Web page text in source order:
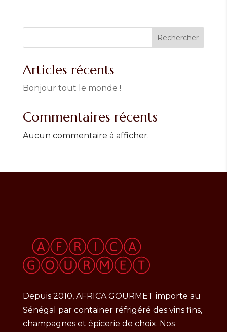
Rechercher
Articles récents
Bonjour tout le monde !
Commentaires récents
Aucun commentaire à afficher.
Depuis 2010, AFRICA GOURMET importe au
Sénégal par container réfrigéré des vins fins,
champagnes et épicerie de choix. Nos